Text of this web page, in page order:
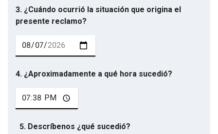
3. ¿Cuándo ocurrió la situación que origina el
presente reclamo?
4. ¿Aproximadamente a qué hora sucedió?
5. Descríbenos ¿qué sucedió?